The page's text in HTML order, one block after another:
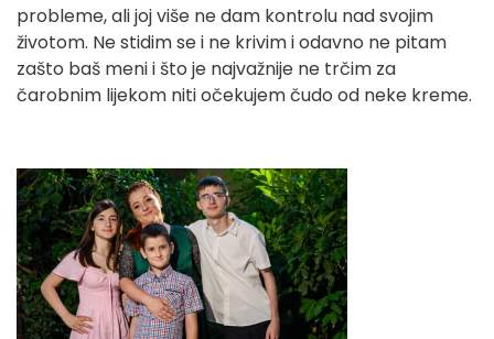
probleme, ali joj više ne dam kontrolu nad svojim
životom. Ne stidim se i ne krivim i odavno ne pitam
zašto baš meni i što je najvažnije ne trčim za
čarobnim lijekom niti očekujem čudo od neke kreme.